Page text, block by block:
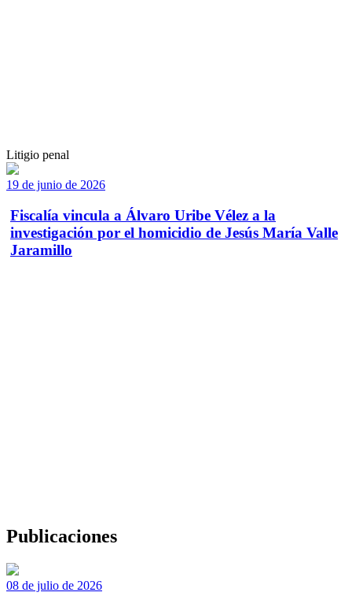
Litigio penal
19 de junio de 2026
Fiscalía vincula a Álvaro Uribe Vélez a la
investigación por el homicidio de Jesús María Valle
Jaramillo
Publicaciones
08 de julio de 2026